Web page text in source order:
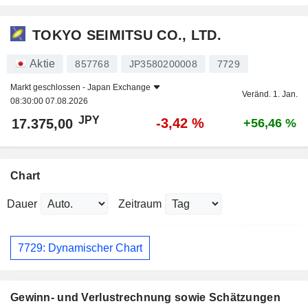
TOKYO SEIMITSU CO., LTD.
Aktie 857768 JP3580200008 7729
Markt geschlossen - Japan Exchange
08:30:00 07.08.2026
Veränd. 1. Jan.
17.375,00 JPY -3,42 % +56,46 %
Chart
Dauer Zeitraum
7729: Dynamischer Chart
Gewinn- und Verlustrechnung sowie Schätzungen